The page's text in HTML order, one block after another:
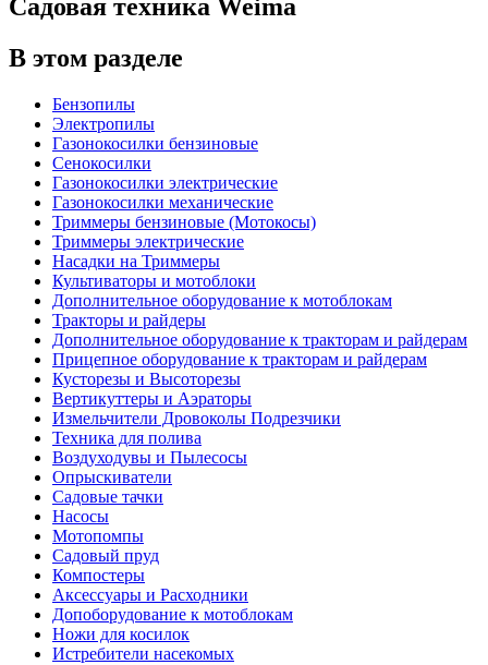
Садовая техника Weima
В этом разделе
Бензопилы
Электропилы
Газонокосилки бензиновые
Сенокосилки
Газонокосилки электрические
Газонокосилки механические
Триммеры бензиновые (Мотокосы)
Триммеры электрические
Насадки на Триммеры
Культиваторы и мотоблоки
Дополнительное оборудование к мотоблокам
Тракторы и райдеры
Дополнительное оборудование к тракторам и райдерам
Прицепное оборудование к тракторам и райдерам
Кусторезы и Высоторезы
Вертикуттеры и Аэраторы
Измельчители Дровоколы Подрезчики
Техника для полива
Воздуходувы и Пылесосы
Опрыскиватели
Садовые тачки
Насосы
Мотопомпы
Садовый пруд
Компостеры
Аксессуары и Расходники
Допоборудование к мотоблокам
Ножи для косилок
Истребители насекомых